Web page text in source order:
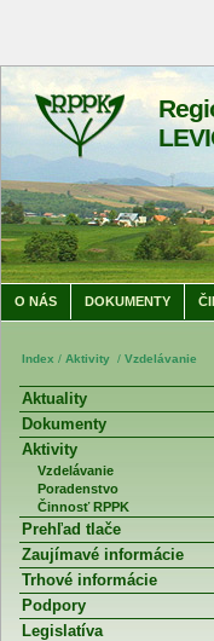
O NÁS DOKUMENTY
Index / Aktivity / Vzdelávanie
Aktuality
Dokumenty
Aktivity
Vzdelávanie
Poradenstvo
Činnosť RPPK
Prehľad tlače
Zaujímavé informácie
Trhové informácie
Podpory
Legislatíva